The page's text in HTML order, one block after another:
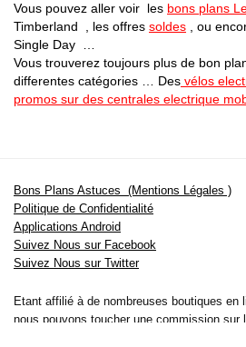
Vous pouvez aller voir les bons plans
Timberland , les offres soldes , ou
Single Day …
Vous trouverez toujours plus de bon
differentes catégories … Des vélos
promos sur des centrales electrique
Bons Plans Astuces (Mentions Légales )
Politique de Confidentialité
Applications Android
Suivez Nous sur Facebook
Suivez Nous sur Twitter
Etant affilié à de nombreuses boutiques en
nous pouvons toucher une commission sur